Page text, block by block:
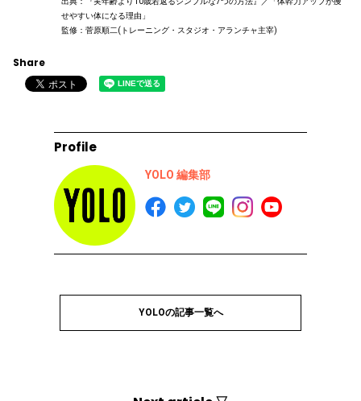
せやすい体になる理由」
監修：菅原順二(トレーニング・スタジオ・アランチャ主宰)
Share
Profile
YOLO 編集部
YOLOの記事一覧へ